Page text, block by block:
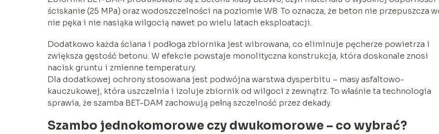
ściskanie (25 MPa) oraz wodoszczelności na poziomie W8. To oznacza, że beton nie przepuszcza
nie pęka i nie nasiąka wilgocią nawet po wielu latach eksploatacji.
Dodatkowo każda ściana i podłoga zbiornika jest wibrowana, co eliminuje pęcherze powietrza i
zwiększa gęstość betonu. W efekcie powstaje monolityczna konstrukcja, która doskonale znosi
nacisk gruntu i zmienne temperatury.
Dla dodatkowej ochrony stosowana jest podwójna warstwa dysperbitu – masy asfaltowo-
kauczukowej, która uszczelnia i izoluje zbiornik od wilgoci z zewnątrz. To właśnie ta technologia
sprawia, że szamba BET-DAM zachowują pełną szczelność przez dekady.
Szambo jednokomorowe czy dwukomorowe – co wybrać?